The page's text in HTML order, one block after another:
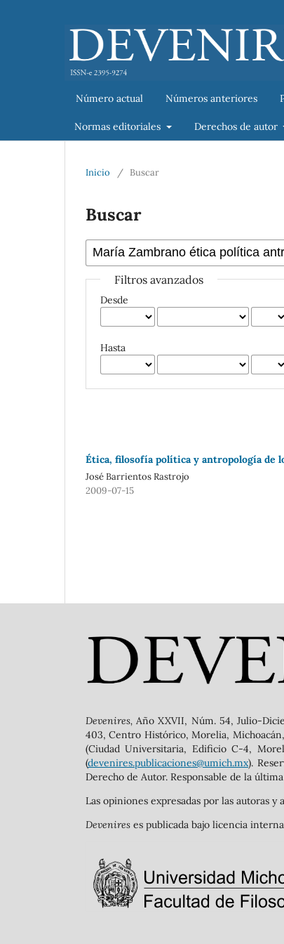
Número actual Números anteriores
Normas editoriales Derechos de autor
Inicio / Buscar
Buscar
Filtros avanzados
Desde
Hasta
Ética, filosofía política y antropología de
José Barrientos Rastrojo
2009-07-15
Devenires,Año XXVII, Núm. 54, Julio-
403, Centro Histórico, Morelia,
(Ciudad Universitaria, Edificio C-4,
(devenires.publicaciones@umich.mx).
Derecho de Autor. Responsable de la
Las opiniones expresadas por las autoras
Devenires es publicada bajo licencia